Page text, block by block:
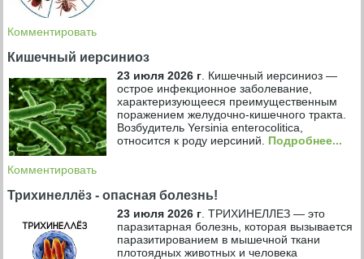
Комментировать
Кишечный иерсиниоз
23 июля 2026 г Кишечный иерсиниоз —
острое инфекционное заболевание,
характеризующееся преимущественным
поражением желудочно-кишечного тракта.
Возбудитель Yersinia enterocolitica,
относится к роду иерсиний. Подробнее...
Комментировать
Трихинеллёз - опасная болезнь!
23 июля 2026 г.ТРИХИНЕЛЛЕЗ — это
паразитарная болезнь, которая вызывается
паразитированием в мышечной ткани
плотоядных животных и человека